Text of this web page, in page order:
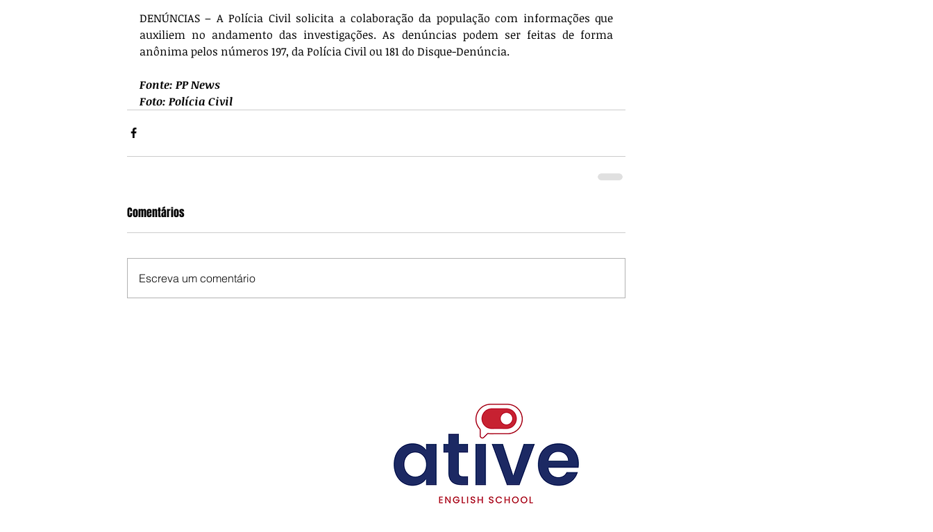
DENÚNCIAS – A Polícia Civil solicita a colaboração da população com informações que
auxiliem no andamento das investigações. As denúncias podem ser feitas de forma
anônima pelos números 197, da Polícia Civil ou 181 do Disque-Denúncia.
Fonte: PP News
Foto: Polícia Civil
Comentários
Escreva um comentário